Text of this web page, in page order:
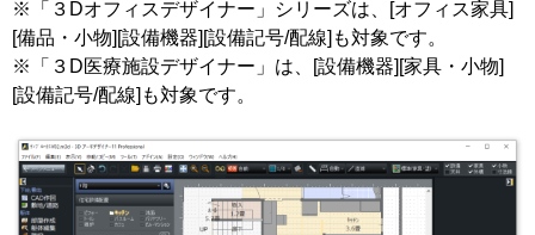
※「３Dオフィスデザイナー」シリーズは、[オフィス家具]
[備品・小物][設備機器][設備記号/配線]も対象です。
※「３D医療施設デザイナー」は、[設備機器][家具・小物]
[設備記号/配線]も対象です。